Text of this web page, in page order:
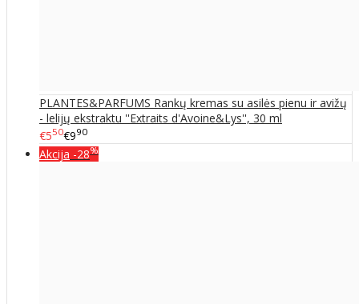
PLANTES&PARFUMS Rankų kremas su asilės pienu ir avižų
- lelijų ekstraktu ''Extraits d'Avoine&Lys'', 30 ml
€550€990
Akcija -28%